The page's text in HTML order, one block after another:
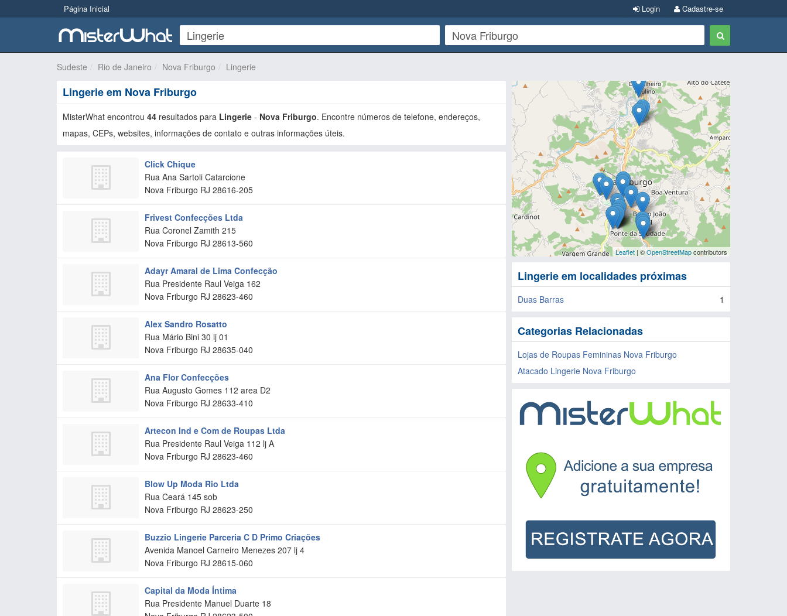
Página Inicial Cadastre-se
Login
Sudeste Rio de Janeiro Nova Friburgo Lingerie
Lingerie em Nova Friburgo
MisterWhat encontrou 44 resultados para Lingerie - Nova Friburgo. Encontre números de telefone, endereços,
mapas, CEPs, websites, informações de contato e outras informações úteis.
Click Chique
Rua Ana Sartoli Catarcione
Nova Friburgo RJ 28616-205
Frivest Confecções Ltda
Rua Coronel Zamith 215
Nova Friburgo RJ 28613-560
Adayr Amaral de Lima Confecção
Rua Presidente Raul Veiga 162
Nova Friburgo RJ 28623-460
Alex Sandro Rosatto
Rua Mário Bini 30 lj 01
Nova Friburgo RJ 28635-040
Ana Flor Confecções
Rua Augusto Gomes 112 area D2
Nova Friburgo RJ 28633-410
Artecon Ind e Com de Roupas Ltda
Rua Presidente Raul Veiga 112 lj A
Nova Friburgo RJ 28623-460
Blow Up Moda Rio Ltda
Rua Ceará 145 sob
Nova Friburgo RJ 28623-250
Buzzio Lingerie Parceria C D Primo Criações
Avenida Manoel Carneiro Menezes 207 lj 4
Nova Friburgo RJ 28615-060
Capital da Moda Íntima
Rua Presidente Manuel Duarte 18
Leaflet| ©OpenStreetMapcontributors
Lingerie em localidades próximas
Duas Barras 1
Categorias Relacionadas
Lojas de Roupas Femininas Nova Friburgo
Atacado Lingerie Nova Friburgo